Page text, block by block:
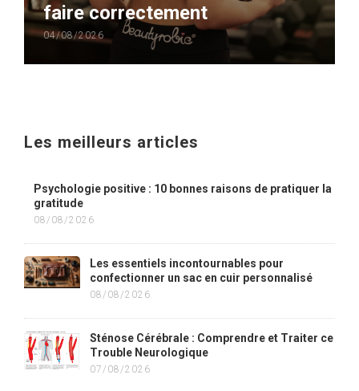
faire correctement
04/08/2026
Les meilleurs articles
Psychologie positive : 10 bonnes raisons de pratiquer la
gratitude
08/08/2026
Les essentiels incontournables pour
confectionner un sac en cuir personnalisé
08/08/2026
Sténose Cérébrale : Comprendre et Traiter ce
Trouble Neurologique
07/08/2026